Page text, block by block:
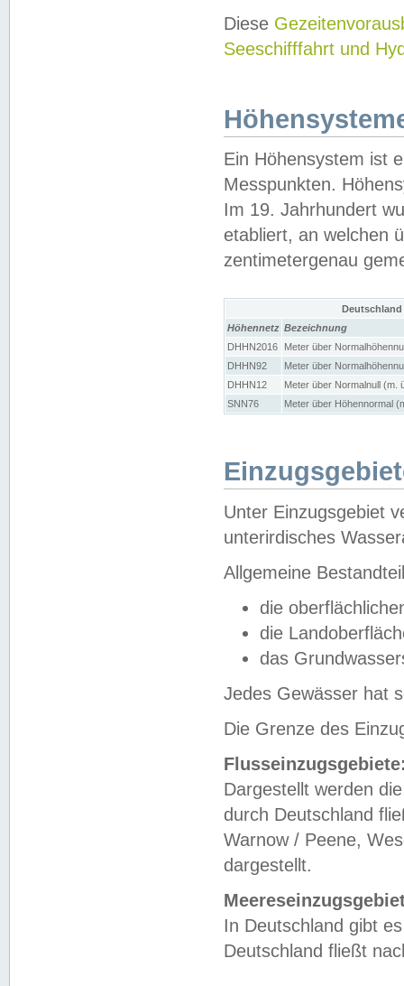
Diese
Seeschifffahrt und
Ein Höhensystem ist
Messpunkten.
Im 19. Jahrhundert
etabliert, an welchen
zentimetergenau
Höhennetz Bezeichnung
DHHN2016
Meter über
DHHN92
Meter über
DHHN12
Meter über Normalnull (m.
SNN76
Meter über Höhennormal
Unter Einzugsgebiet
unterirdisches
Allgemeine
die
die
das
Jedes Gewässer hat
Die Grenze des
Dargestellt werden
durch Deutschland
Warnow / Peene,
dargestellt.
In Deutschland gibt
Deutschland fließt